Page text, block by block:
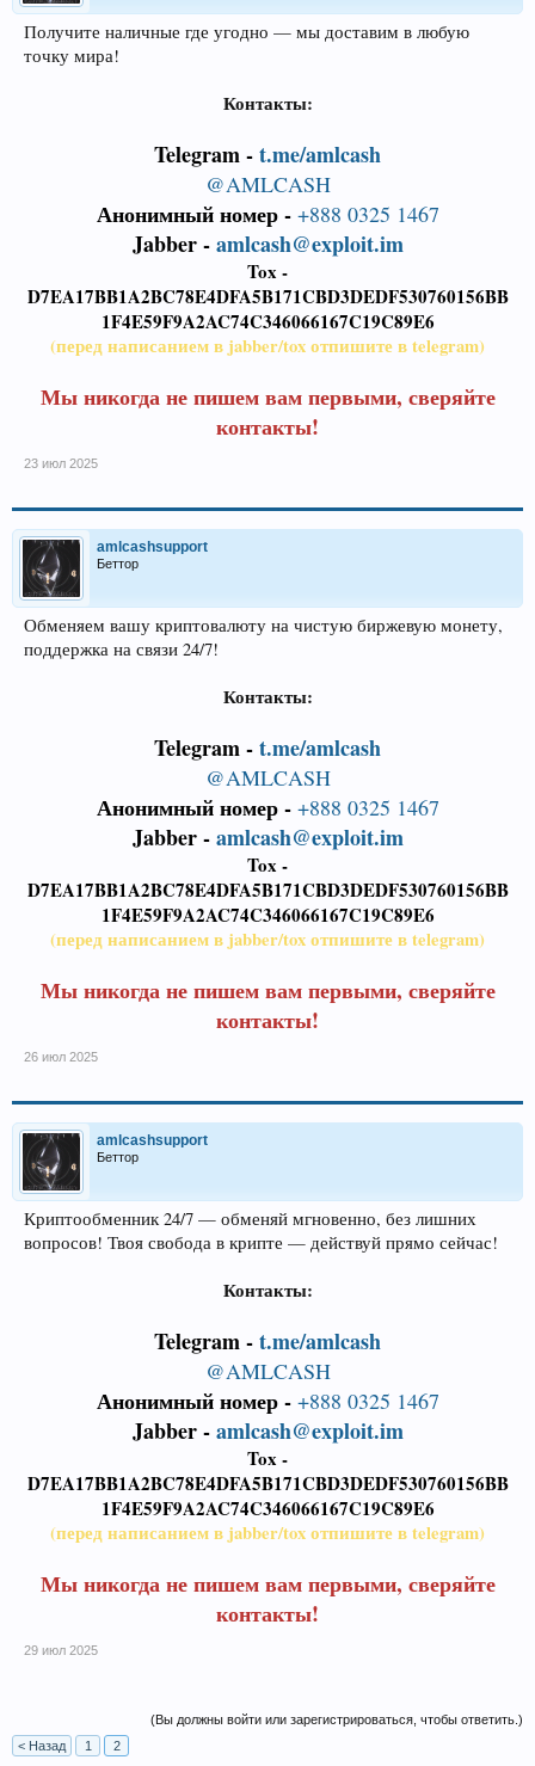
Получите наличные где угодно — мы доставим в любую
точку мира!
Контакты:
Telegram -t.me/amlcash
@AMLCASH
Анонимный номер - +888 0325 1467
Jabber -amlcash@exploit.im
Tox -
D7EA17BB1A2BC78E4DFA5B171CBD3DEDF530760156BB
1F4E59F9A2AC74C346066167C19C89E6
(перед написанием в jabber/tox отпишите в telegram)
Мы никогда не пишем вам первыми, сверяйте
контакты!
23 июл 2025
amlcashsupport
Беттор
Обменяем вашу криптовалюту на чистую биржевую монету,
поддержка на связи 24/7!
Контакты:
Telegram -t.me/amlcash
@AMLCASH
Анонимный номер - +888 0325 1467
Jabber -amlcash@exploit.im
Tox -
D7EA17BB1A2BC78E4DFA5B171CBD3DEDF530760156BB
1F4E59F9A2AC74C346066167C19C89E6
(перед написанием в jabber/tox отпишите в telegram)
Мы никогда не пишем вам первыми, сверяйте
контакты!
26 июл 2025
amlcashsupport
Беттор
Криптообменник 24/7 — обменяй мгновенно, без лишних
вопросов! Твоя свобода в крипте — действуй прямо сейчас!
Контакты:
Telegram -t.me/amlcash
@AMLCASH
Анонимный номер - +888 0325 1467
Jabber -amlcash@exploit.im
Tox -
D7EA17BB1A2BC78E4DFA5B171CBD3DEDF530760156BB
1F4E59F9A2AC74C346066167C19C89E6
(перед написанием в jabber/tox отпишите в telegram)
Мы никогда не пишем вам первыми, сверяйте
контакты!
29 июл 2025
(Вы должны войти или зарегистрироваться, чтобы ответить.)
< Назад
1 2